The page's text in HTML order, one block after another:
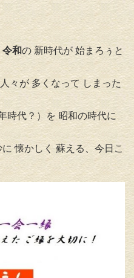
令和の 新時代が 始まろぅと
々が 多くなって しまった
時代？）を 昭和の時代に
懐かしく 蘇える、今日こ